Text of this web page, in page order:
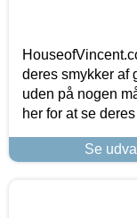
deres smykker af
uden på nogen
her for at se
Se